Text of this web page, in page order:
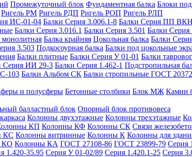
Промежуточный блок Фундаментная балка Блоки
Ригель РМ Ригель РДП Ригель РОП Ригель РЛП
ИС-01-04 Балки Серия 3.006.1-8 Балки Серия ПП
Балки Серия 3.016.1 Балки Серия 3.501 Балки Серия
монолитная Балка крайняя Цокольная балка Балки
3.503 Подкосоурная балка Балки под цокольные
Балки плитные Балки Серия У 01-01 Балки
Серия ИИ 29-3 Балки Серия 1.462-1 Подстропильная
103 Балки Альбом СК Балки стропильные ГОСТ
и полусферы Бетонные столбики Блок МЖ Камни
балластный блок Опорный блок противовеса
Колонны двухэтажные Колонны трехэтажные
КП Колонны КФ Колонны СК Связи
КС Колонны витринные Колонны К Колонны для
КО Колонны КА ГОСТ 27108-86 ГОСТ 23899-79 Серия
1.420-35.95 Серия У 01-02/89 Серия 1.420.1-25 Серия